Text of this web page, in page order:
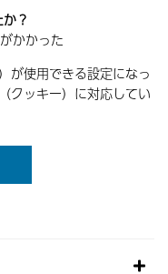
？
かかった
が使用できる設定になっ
クッキー）に対応してい